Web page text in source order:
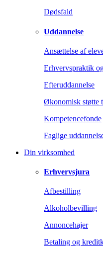
Dødsfald
Uddannelse
Ansættelse af
Erhvervspraktik
Efteruddannelse
Økonomisk støtte
Kompetencefonde
Faglige
Din virksomhed
Erhvervsjura
Afbestilling
Alkoholbevilling
Annoncehajer
Betaling og